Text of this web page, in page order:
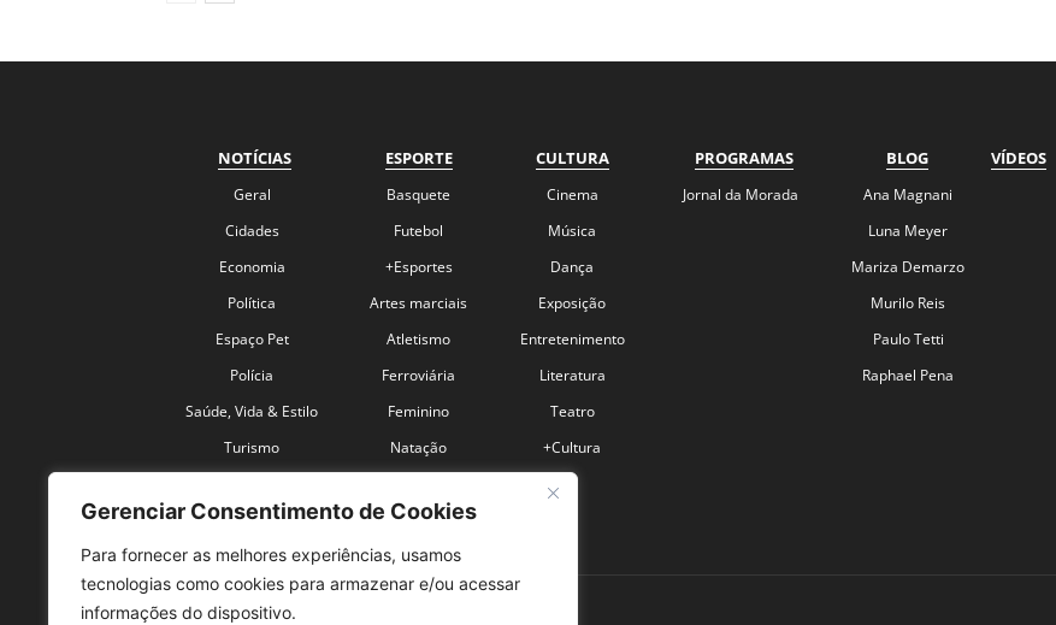
Gerenciar Consentimento de Cookies
Para fornecer as melhores experiências, usamos
tecnologias como cookies para armazenar e/ou acessar
informações do dispositivo.
NOTÍCIAS
Geral
Cidades
Economia
Política
Espaço Pet
Polícia
Saúde, Vida & Estilo
Turismo
ESPORTE
Basquete
Futebol
+Esportes
Artes marciais
Atletismo
Ferroviária
Feminino
Natação
CULTURA
Cinema
Música
Dança
Exposição
Entretenimento
Literatura
Teatro
+Cultura
PROGRAMAS
Jornal da Morada
BLOG
Ana Magnani
Luna Meyer
Mariza Demarzo
Murilo Reis
Paulo Tetti
Raphael Pena
VÍDEOS